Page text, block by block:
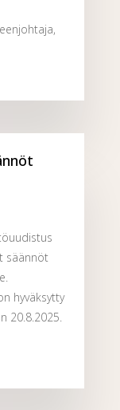
säännöt
hyväksytty
20.8.2025.